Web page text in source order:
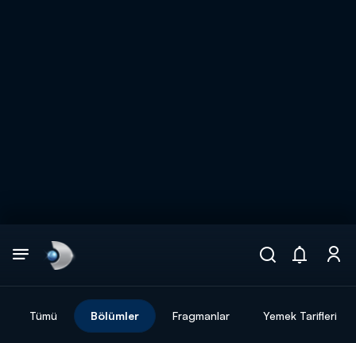
Tümü Bölümler Fragmanlar Yemek Tarifleri